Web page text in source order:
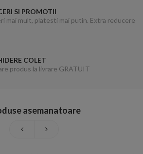
SI PROMOTII
mai mult, platesti mai putin. Extra reducere
COLET
produs la livrare GRATUIT
asemanatoare